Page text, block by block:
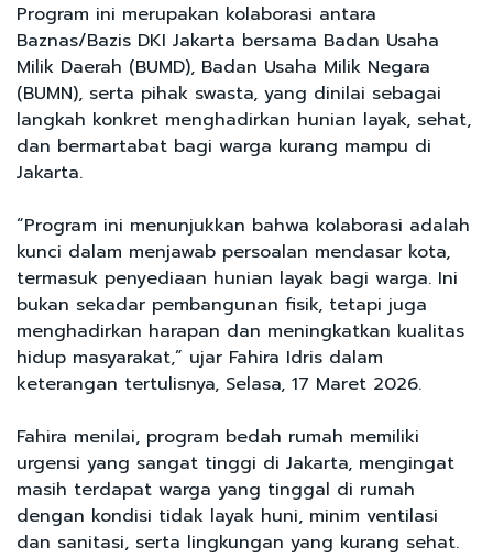
Program ini merupakan kolaborasi antara
Baznas/Bazis DKI Jakarta bersama Badan Usaha
Milik Daerah (BUMD), Badan Usaha Milik Negara
(BUMN), serta pihak swasta, yang dinilai sebagai
langkah konkret menghadirkan hunian layak, sehat,
dan bermartabat bagi warga kurang mampu di
Jakarta.
“Program ini menunjukkan bahwa kolaborasi adalah
kunci dalam menjawab persoalan mendasar kota,
termasuk penyediaan hunian layak bagi warga. Ini
bukan sekadar pembangunan fisik, tetapi juga
menghadirkan harapan dan meningkatkan kualitas
hidup masyarakat,” ujar Fahira Idris dalam
keterangan tertulisnya, Selasa, 17 Maret 2026.
Fahira menilai, program bedah rumah memiliki
urgensi yang sangat tinggi di Jakarta, mengingat
masih terdapat warga yang tinggal di rumah
dengan kondisi tidak layak huni, minim ventilasi
dan sanitasi, serta lingkungan yang kurang sehat.